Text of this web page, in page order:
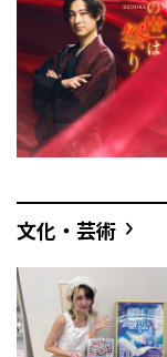
文化・芸術